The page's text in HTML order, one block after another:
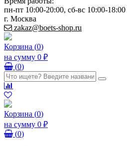
пн-пт 10:00-20:00, сб-вс 10:00-18:00
г. Москва
zakaz@boets-shop.ru
Корзина (0)
на сумму 0 ₽
(0)
Корзина (0)
на сумму 0 ₽
(0)